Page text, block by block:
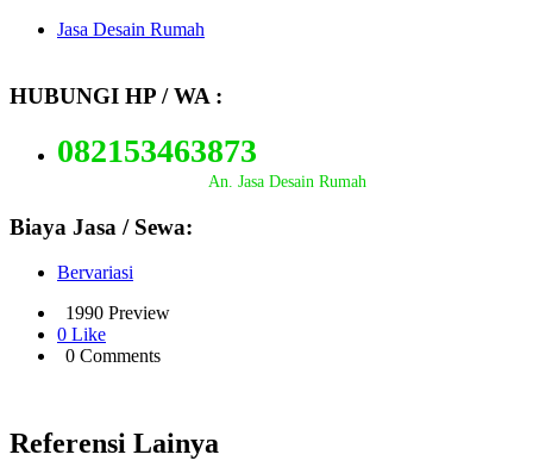
Jasa Desain Rumah
HUBUNGI HP / WA :
082153463873
An. Jasa Desain Rumah
Biaya Jasa / Sewa:
Bervariasi
1990 Preview
0 Like
0 Comments
Referensi Lainya